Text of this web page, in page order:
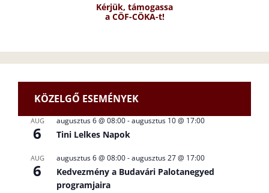
Kérjük, támogassa
a CÖF-CÖKA-t!
KÖZELGŐ ESEMÉNYEK
AUG
6
augusztus 6 @ 08:00-augusztus 10 @ 17:00
Tini Lelkes Napok
AUG
6
augusztus 6 @ 08:00-augusztus 27 @ 17:00
Kedvezmény a Budavári Palotanegyed
programjaira